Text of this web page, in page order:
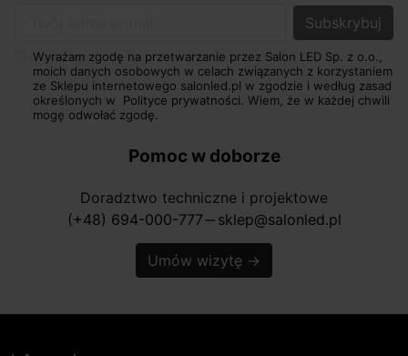
Wyrażam zgodę na przetwarzanie przez Salon LED Sp. z o.o.,
moich danych osobowych w celach związanych z korzystaniem
ze Sklepu internetowego salonled.pl w zgodzie i według zasad
określonych w Polityce prywatności. Wiem, że w każdej chwili
mogę odwołać zgodę.
Pomoc w doborze
Doradztwo techniczne i projektowe
(+48) 694-000-777 horizontal_rule sklep@salonled.pl
Umów wizytę →